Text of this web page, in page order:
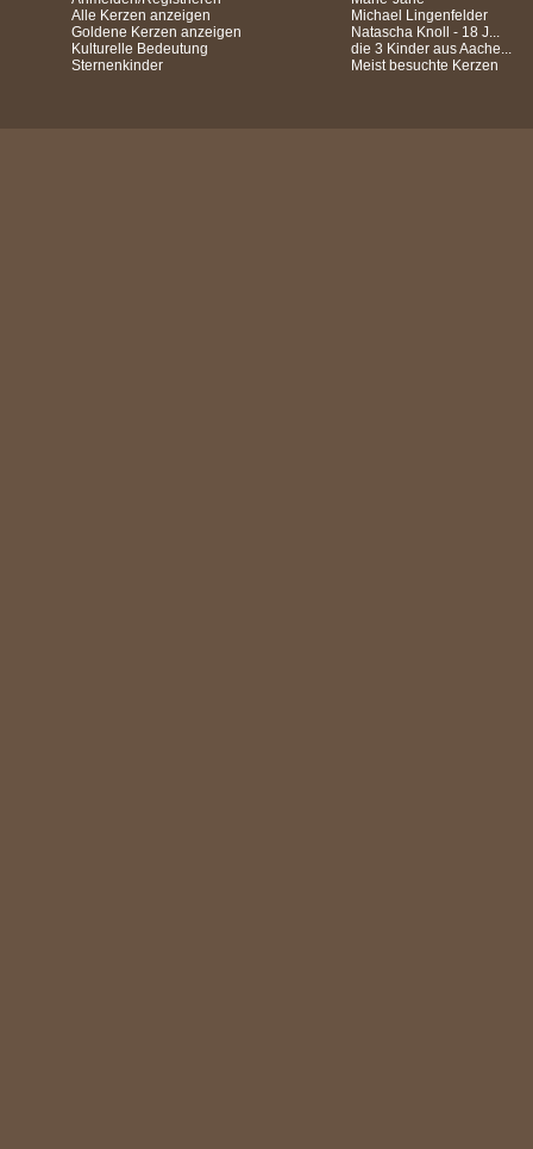
Alle Kerzen anzeigen
Goldene Kerzen anzeigen
Kulturelle Bedeutung
Sternenkinder
Michael Lingenfelder
Natascha Knoll - 18 J...
die 3 Kinder aus Aache...
Meist besuchte Kerzen